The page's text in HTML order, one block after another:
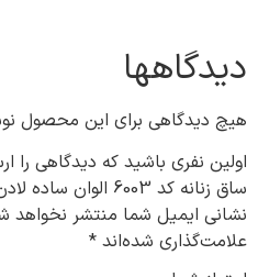
دیدگاهها
هیچ دیدگاهی برای این محصول
اولین نفری باشید که دیدگاهی را
ساق زنانه کد 6003 الوان ساده لادن (۱۲جفتی)”
نشانی ایمیل شما منتشر نخواهد
علامت‌گذاری شده‌اند *